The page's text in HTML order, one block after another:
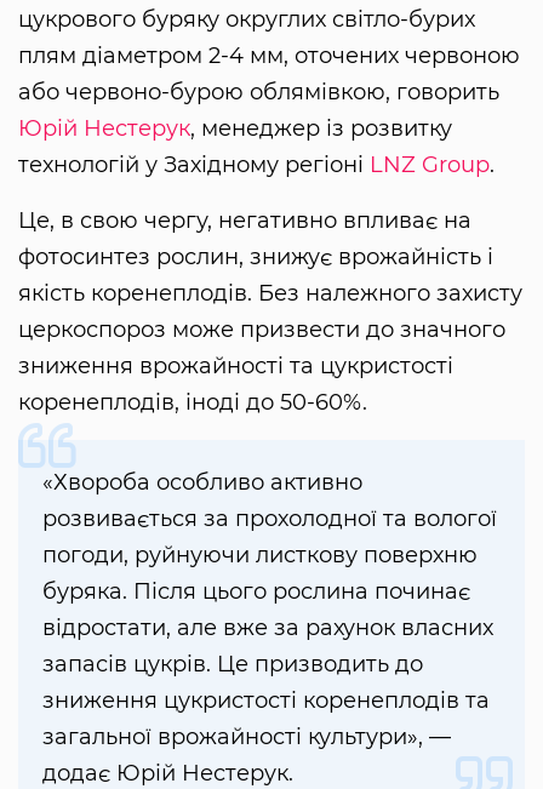
цукрового буряку округлих світло-бурих
плям діаметром 2-4 мм, оточених червоною
або червоно-бурою облямівкою, говорить
Юрій Нестерук, менеджер із розвитку
технологій у Західному регіоні LNZ Group.
Це, в свою чергу, негативно впливає на
фотосинтез рослин, знижує врожайність і
якість коренеплодів. Без належного захисту
церкоспороз може призвести до значного
зниження врожайності та цукристості
коренеплодів, іноді до 50-60%.
«Хвороба особливо активно
розвивається за прохолодної та вологої
погоди, руйнуючи листкову поверхню
буряка. Після цього рослина починає
відростати, але вже за рахунок власних
запасів цукрів. Це призводить до
зниження цукристості коренеплодів та
загальної врожайності культури», —
додає Юрій Нестерук.